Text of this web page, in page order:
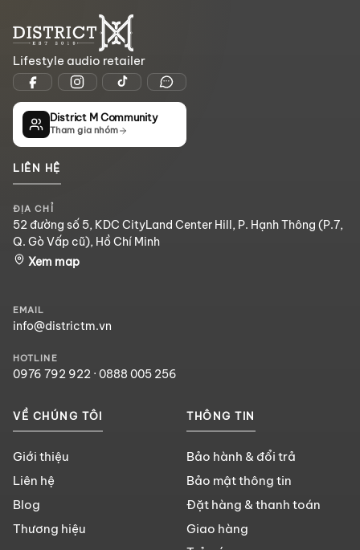
Lifestyle audio retailer
District M Community
Tham gia nhóm
LIÊN HỆ
ĐỊA CHỈ
52 đường số 5, KDC CityLand Center Hill, P. Hạnh Thông (P.7,
Q. Gò Vấp cũ), Hồ Chí Minh
Xem map
EMAIL
info@districtm.vn
HOTLINE
0976 792 922 · 0888 005 256
VỀ CHÚNG TÔI
Giới thiệu
Liên hệ
Blog
Thương hiệu
THÔNG TIN
Bảo hành & đổi trả
Bảo mật thông tin
Đặt hàng & thanh toán
Giao hàng